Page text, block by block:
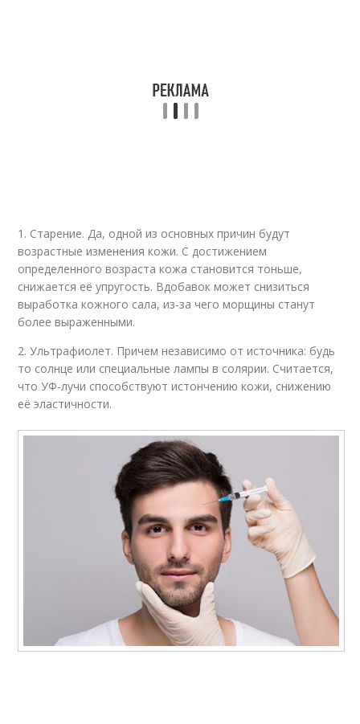
1. Старение. Да, одной из основных причин будут
возрастные изменения кожи. С достижением
определенного возраста кожа становится тоньше,
снижается её упругость. Вдобавок может снизиться
выработка кожного сала, из-за чего морщины станут
более выраженными.
2. Ультрафиолет. Причем независимо от источника: будь
то солнце или специальные лампы в солярии. Считается,
что УФ-лучи способствуют истончению кожи, снижению
её эластичности.